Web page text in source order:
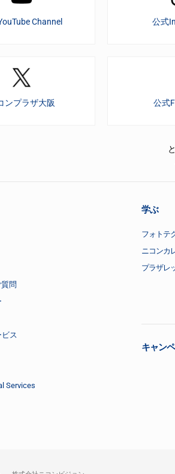
Channel 公式
ンプラザ大阪 公式
問
ス
Services
学ぶ
フォトテ
ニコンカ
プラザレ
キャン